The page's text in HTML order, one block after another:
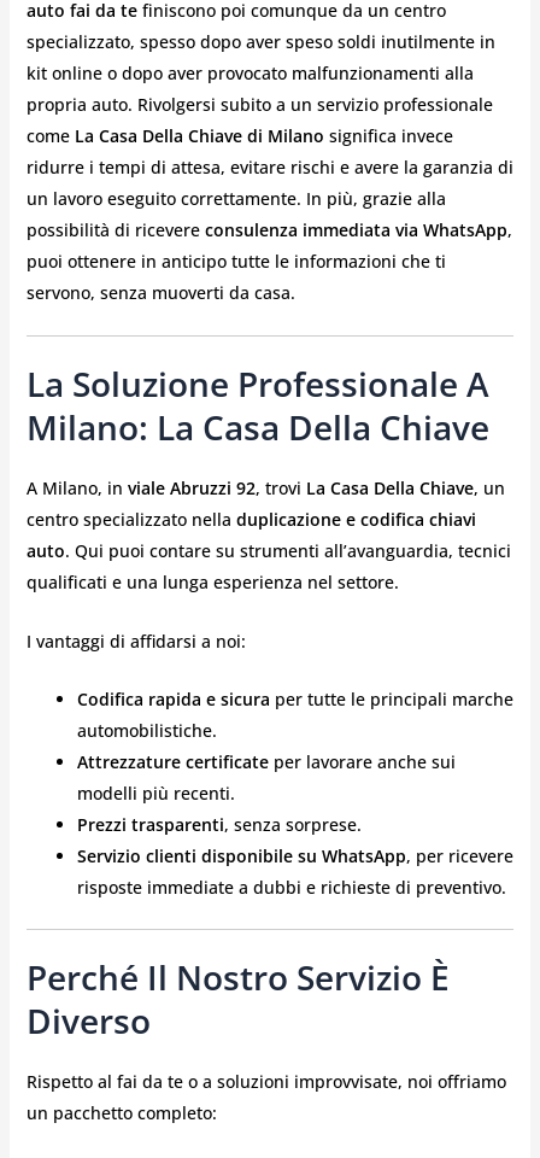
auto fai da tefiniscono poi comunque da un centro
specializzato, spesso dopo aver speso soldi inutilmente in
kit online o dopo aver provocato malfunzionamenti alla
propria auto. Rivolgersi subito a un servizio professionale
come La Casa Della Chiave di Milano significa invece
ridurre i tempi di attesa, evitare rischi e avere la garanzia di
un lavoro eseguito correttamente. In più, grazie alla
possibilità di ricevere consulenza immediata via WhatsApp,
puoi ottenere in anticipo tutte le informazioni che ti
servono, senza muoverti da casa.
La Soluzione Professionale A
Milano: La Casa Della Chiave
A Milano, in viale Abruzzi 92, trovi La Casa Della Chiave, un
centro specializzato nella duplicazione e codifica chiavi
auto. Qui puoi contare su strumenti all’avanguardia, tecnici
qualificati e una lunga esperienza nel settore.
I vantaggi di affidarsi a noi:
Codifica rapida e sicura per tutte le principali marche
automobilistiche.
Attrezzature certificateper lavorare anche sui
modelli più recenti.
Prezzi trasparenti, senza sorprese.
Servizio clienti disponibile su WhatsApp, per ricevere
risposte immediate a dubbi e richieste di preventivo.
Perché Il Nostro Servizio È
Diverso
Rispetto al fai da te o a soluzioni improvvisate, noi offriamo
un pacchetto completo: